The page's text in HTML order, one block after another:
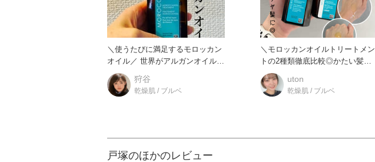
＼使うたびに満足するモロッカン
オイル／ 世界がアルガンオイルに
注目するきっかけとなっ
狩谷
乾燥肌 / ブルベ
＼モロッカンオイルトリートメン
トの2種類徹底比較◎かたい髪に
どっち?細い髪にはライトなの？
uton
乾燥肌 / ブルベ
戸塚のほかのレビュー